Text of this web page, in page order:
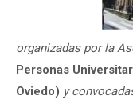
organizadas por la
Personas
Oviedo) y